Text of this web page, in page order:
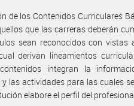
de los Contenidos Curriculares
que las carreras deberán
sean reconocidos con vistas
derivan lineamientos
integran la
las actividades para las cuales
elabore el perfil del